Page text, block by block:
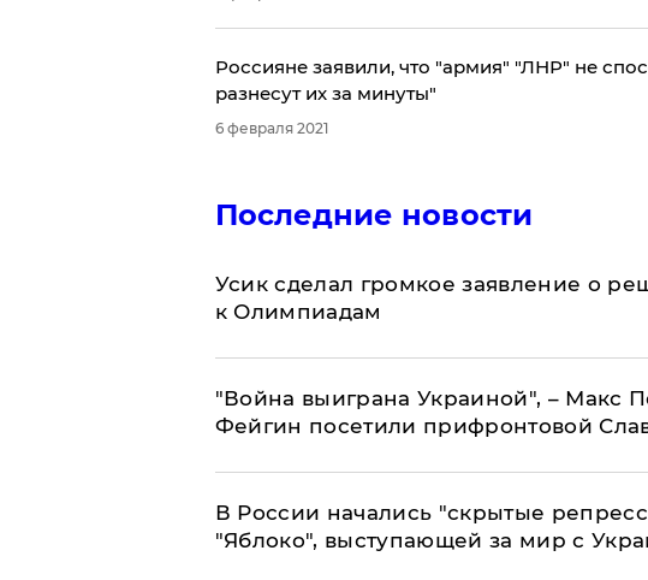
Россияне заявили, что "армия" "ЛНР" не
разнесут их за минуты"
6 февраля 2021
Последние новости
Усик сделал громкое заявление о
к Олимпиадам
"Война выиграна Украиной", – Макс
Фейгин посетили прифронтовой
В России начались "скрытые
"Яблоко", выступающей за мир с